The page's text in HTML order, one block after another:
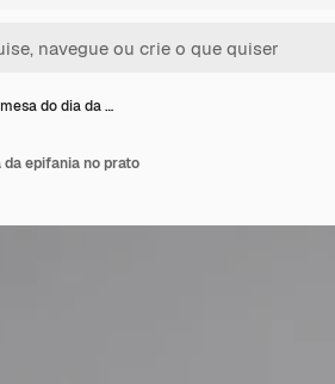
do dia da …
epifania no prato